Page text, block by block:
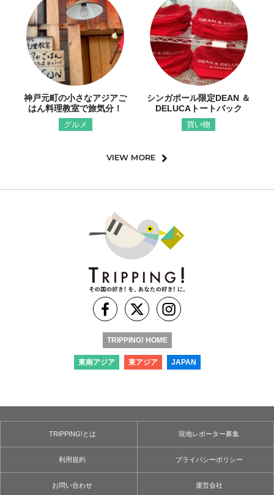
神戸元町の小さなアジアご
はん料理教室で旅気分！
グルメ
シンガポール限定DEAN ＆
DELUCAトートバック
買い物
VIEW MORE
TRIPPING! HOME
東南アジア 東アジア JAPAN
TRIPPING!とは 現地レポーター募集
利用規約 プライバシーポリシー
お問い合わせ 運営会社